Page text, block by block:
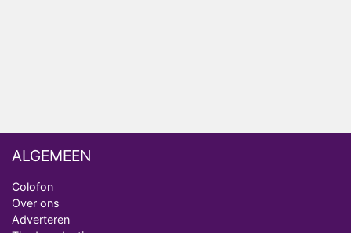
ALGEMEEN
Colofon
Over ons
Adverteren